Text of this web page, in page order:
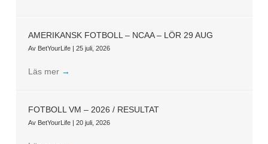
AMERIKANSK FOTBOLL – NCAA – LÖR 29 AUG
Av BetYourLife | 25 juli, 2026
Läs mer →
FOTBOLL VM – 2026 / RESULTAT
Av BetYourLife | 20 juli, 2026